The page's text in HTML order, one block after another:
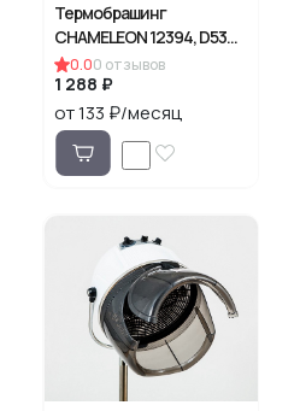
Термобрашинг
CHAMELEON 12394, D53
мм0.00 отзывов
1 288 ₽
от 133 ₽/месяц